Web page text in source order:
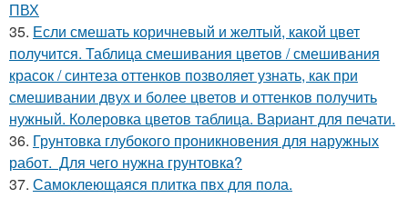
ПВХ
35. Если смешать коричневый и желтый, какой цвет
получится. Таблица смешивания цветов / смешивания
красок / синтеза оттенков позволяет узнать, как при
смешивании двух и более цветов и оттенков получить
нужный. Колеровка цветов таблица. Вариант для печати.
36. Грунтовка глубокого проникновения для наружных
работ. Для чего нужна грунтовка?
37. Самоклеющаяся плитка пвх для пола.